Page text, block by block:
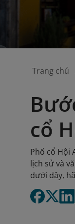
Trang chủ
cổ
Phố cổ Hội
lịch sử và
dưới đây,